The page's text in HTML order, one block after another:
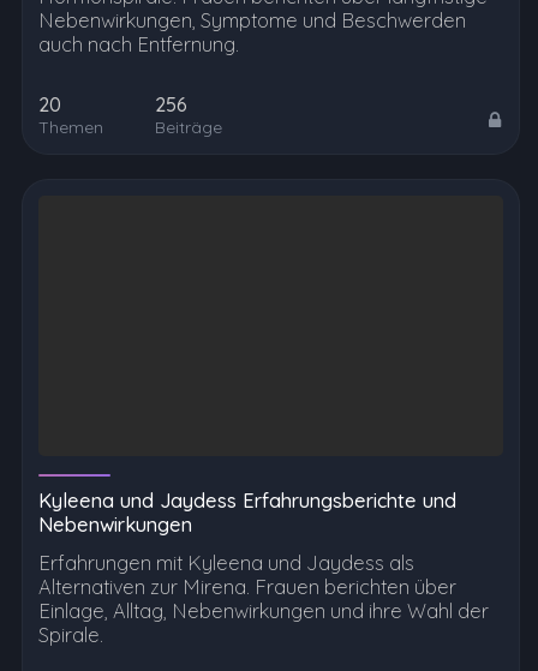
Nebenwirkungen, Symptome und Beschwerden
auch nach Entfernung.
20
Themen
256
Beiträge
Kyleena und Jaydess Erfahrungsberichte und
Nebenwirkungen
Erfahrungen mit Kyleena und Jaydess als
Alternativen zur Mirena. Frauen berichten über
Einlage, Alltag, Nebenwirkungen und ihre Wahl der
Spirale.